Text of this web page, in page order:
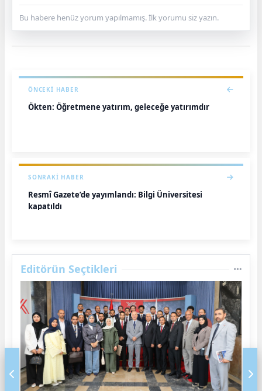
Bu habere henüz yorum yapılmamış. İlk yorumu siz yazın.
ÖNCEKI HABER
Ökten: Öğretmene yatırım, geleceğe yatırımdır
SONRAKI HABER
Resmî Gazete’de yayımlandı: Bilgi Üniversitesi
kapatıldı
Editörün Seçtikleri